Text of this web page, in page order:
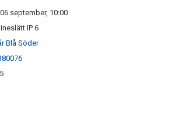
september, 10:00
IP 6
Blå Söder